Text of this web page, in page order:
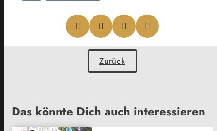
Zurück
Das könnte Dich auch interessieren